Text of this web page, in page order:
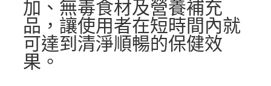
加、無毒食材及營養補充
品，讓使用者在短時間內就
可達到清淨順暢的保健效
果。